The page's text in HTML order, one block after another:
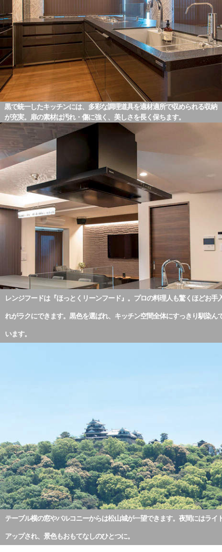
黒で統一したキッチンには、多彩な調理道具を適材適所で収められる収納
が充実。扉の素材は汚れ・傷に強く、美しさを長く保ちます。
レンジフードは『ほっとくリーンフード』。プロの料理人も驚くほどお手
れがラクにできます。黒色を選ばれ、キッチン空間全体にすっきり馴染ん
います。
テーブル横の窓やバルコニーからは松山城が一望できます。夜間にはライ
アップされ、景色もおもてなしのひとつに。